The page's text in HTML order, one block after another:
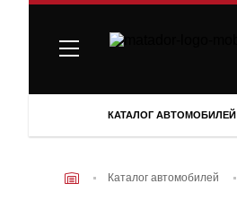
КАТАЛОГ АВТОМОБИЛЕЙ
Каталог автомобилей